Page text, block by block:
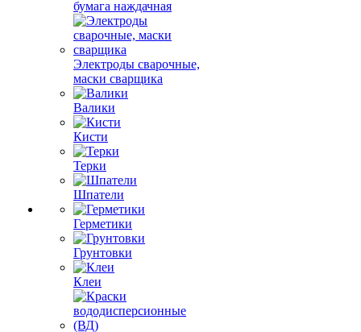
бумага наждачная
Электроды сварочные,
маски сварщика
Валики
Кисти
Терки
Шпатели
Герметики
Грунтовки
Клеи